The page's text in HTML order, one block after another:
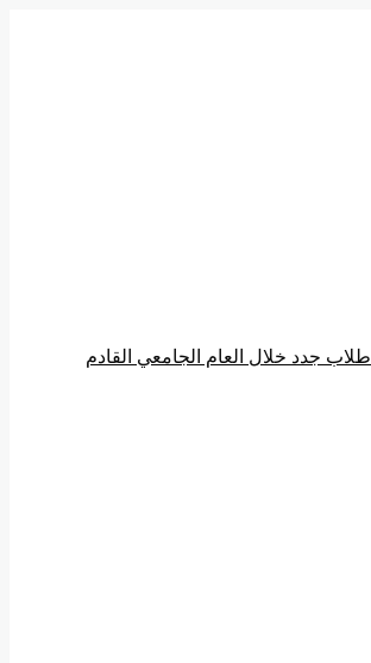
جدد خلال العام الجامعي القادم